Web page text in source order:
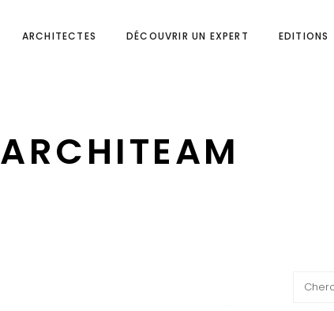
ARCHITECTES DÉCOUVRIR UN EXPERT EDITIONS
ARCHITEAM
Search